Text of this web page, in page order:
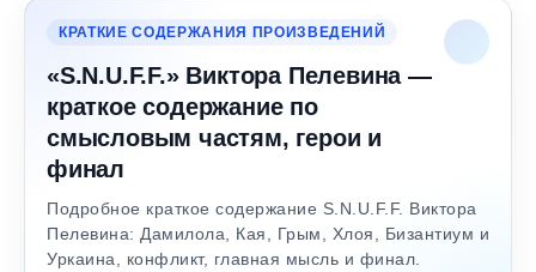
КРАТКИЕ СОДЕРЖАНИЯ ПРОИЗВЕДЕНИЙ
«S.N.U.F.F.» Виктора Пелевина —
краткое содержание по
смысловым частям, герои и
финал
Подробное краткое содержание S.N.U.F.F. Виктора
Пелевина: Дамилола, Кая, Грым, Хлоя, Бизантиум и
Уркаина, конфликт, главная мысль и финал.